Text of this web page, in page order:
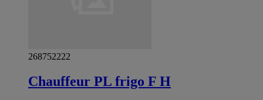
268752222
Chauffeur PL frigo F H